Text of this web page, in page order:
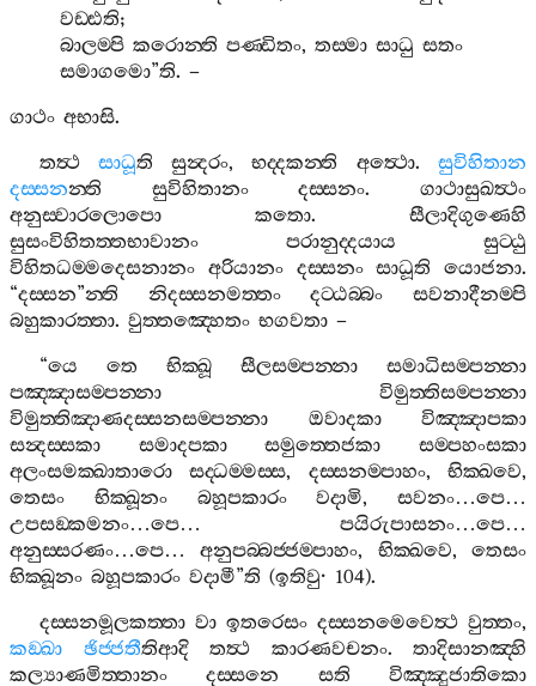
වඩ‍්ඪති;
බාලම‍්පි කරොන‍්ති පණ‍්ඩිතං,තස‍්මා සාධු සතං
සමාගමො”ති. –
ගාථං අභාසි.
තත්‍ථ
සාධූති සුන්‍දරං,භද‍්දකන‍්ති අත්‍ථො.සුවිහිතාන
දස‍්සනන‍්ති සුවිහිතානං දස‍්සනං.ගාථාසුඛත්‍ථං
අනුස‍්වාරලොපො
කතො. සීලාදිගුණෙහි
සුසංවිහිතත‍්තභාවානං
පරානුද‍්දයාය
සුට‍්ඨු
විහිතධම‍්මදෙසනානං අරියානං දස‍්සනං සාධූති යොජනා.
“දස‍්සන”න‍්ති නිදස‍්සනමත‍්තං දට‍්ඨබ‍්බං
සවනාදීනම‍්පි
බහුකාරත‍්තා. වුත‍්තඤ‍්හෙතං භගවතා –
“යෙ තෙ භික‍්ඛූ සීලසම‍්පන‍්නා
සමාධිසම‍්පන‍්නා
පඤ‍්ඤාසම‍්පන‍්නා
විමුත‍්තිසම‍්පන‍්නා
විමුත‍්තිඤාණදස‍්සනසම‍්පන‍්නා
ඔවාදකා
විඤ‍්ඤාපකා
සන්‍දස‍්සකා
සමාදපකා සමුත‍්තෙජකා
සම‍්පහංසකා
අලංසමක‍්ඛාතාරො
සද‍්ධම‍්මස‍්ස, දස‍්සනම‍්පාහං,භික‍්ඛවෙ,
තෙසං
භික‍්ඛූනං බහූපකාරං වදාමි, සවනං…පෙ…
උපසඞ‍්කමනං…පෙ… පයිරුපාසනං…පෙ…
අනුස‍්සරණං…පෙ…අනුපබ‍්බජ‍්ජම‍්පාහං, භික‍්ඛවෙ,තෙසං
භික‍්ඛූනං බහූපකාරං වදාමී”ති (ඉතිවු· 104).
දස‍්සනමූලකත‍්තා වා ඉතරෙසං දස‍්සනමෙවෙත්‍ථ වුත‍්තං,
කඞ‍්ඛා
ඡිජ‍්ජතීතිආදි තත්‍ථ කාරණවචනං. තාදිසානඤ‍්හි
කල්‍යාණමිත‍්තානං
දස‍්සනෙ සති
විඤ‍්ඤුජාතිකො